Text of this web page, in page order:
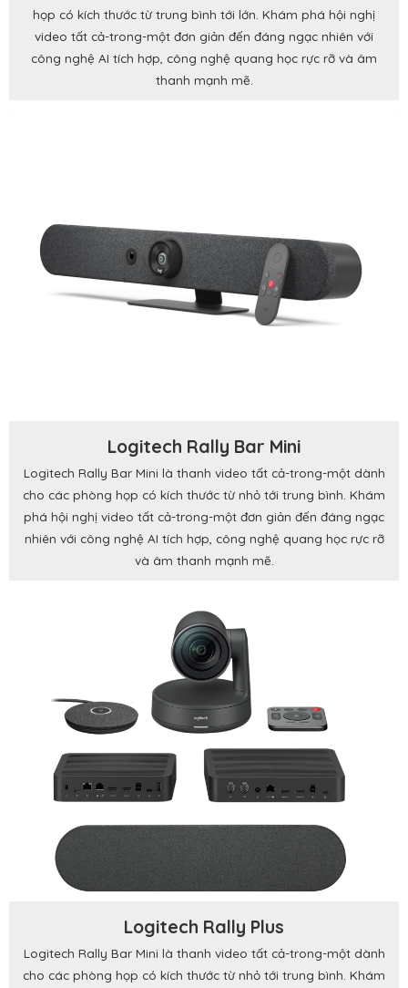
họp có kích thước từ trung bình tới lớn. Khám phá hội nghị
video tất cả-trong-một đơn giản đến đáng ngạc nhiên với
công nghệ AI tích hợp, công nghệ quang học rực rỡ và âm
thanh mạnh mẽ.
Logitech Rally Bar Mini
Logitech Rally Bar Mini là thanh video tất cả-trong-một dành
cho các phòng họp có kích thước từ nhỏ tới trung bình. Khám
phá hội nghị video tất cả-trong-một đơn giản đến đáng ngạc
nhiên với công nghệ AI tích hợp, công nghệ quang học rực rỡ
và âm thanh mạnh mẽ.
Logitech Rally Plus
Logitech Rally Bar Mini là thanh video tất cả-trong-một dành
cho các phòng họp có kích thước từ nhỏ tới trung bình. Khám